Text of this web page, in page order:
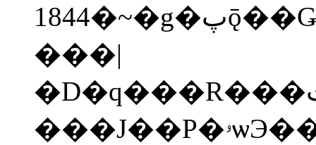
1844�~�g�پǭ��Ǥ�Z(���J��)��"�u��"����,
���|
�D�q���R���ت��O�ѩ�Ͳ��O(��A�F),
���J��P�ۥѡЭ��ǽg(Terry Eagleton),